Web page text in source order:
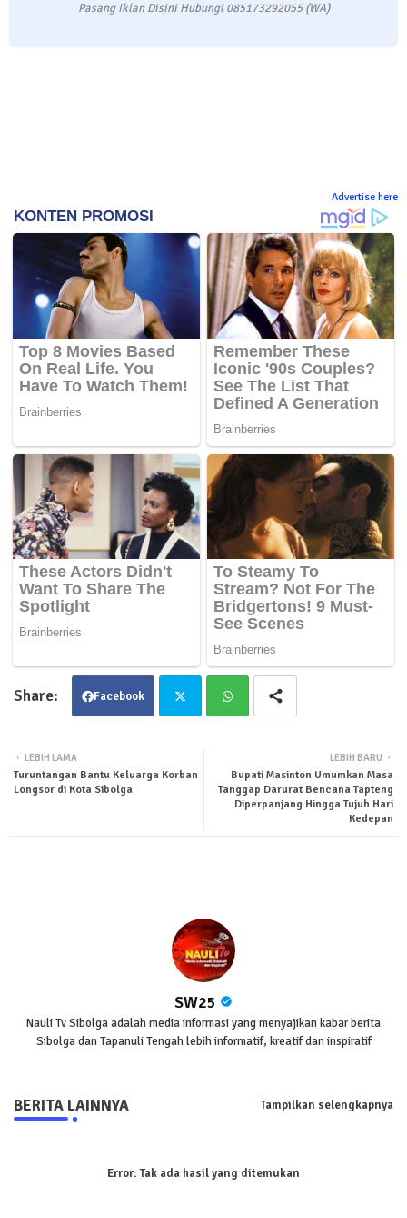
Pasang Iklan Disini Hubungi 085173292055 (WA)
Advertise here
Facebook
ter tsa
LEBIH BARU
Bupati Masinton Umumkan Masa
Tanggap Darurat Bencana Tapteng
Diperpanjang Hingga Tujuh Hari
Kedepan
LEBIH LAMA
Turuntangan Bantu Keluarga Korban
Longsor di Kota Sibolga
SW25
Nauli Tv Sibolga adalah media informasi yang menyajikan kabar berita
Sibolga dan Tapanuli Tengah lebih informatif, kreatif dan inspiratif
BERITA LAINNYA Tampilkan selengkapnya
Error:Tak ada hasil yang ditemukan